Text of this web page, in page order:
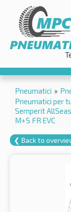
Pneumatici »
Pneumatici per
Semperit
M+S FR EVC
❮ Back to